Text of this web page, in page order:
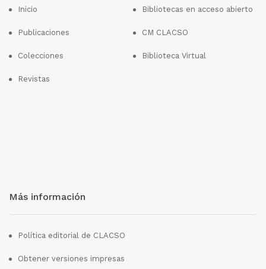
Inicio
Publicaciones
Colecciones
Revistas
Bibliotecas en acceso abierto
CM CLACSO
Biblioteca Virtual
Más información
Política editorial de CLACSO
Obtener versiones impresas